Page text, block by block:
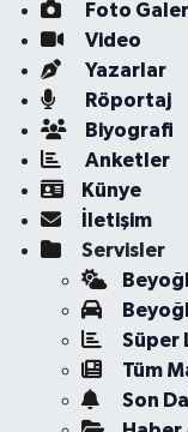
Foto
Video
Yazarlar
Röportaj
Biyografi
Anketler
Künye
İletişim
Servisler
Süper
Tüm
Son